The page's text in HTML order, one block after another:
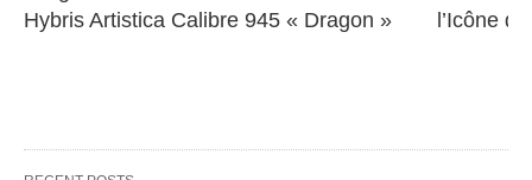
Hybris Artistica Calibre 945 « Dragon »
l’Icône